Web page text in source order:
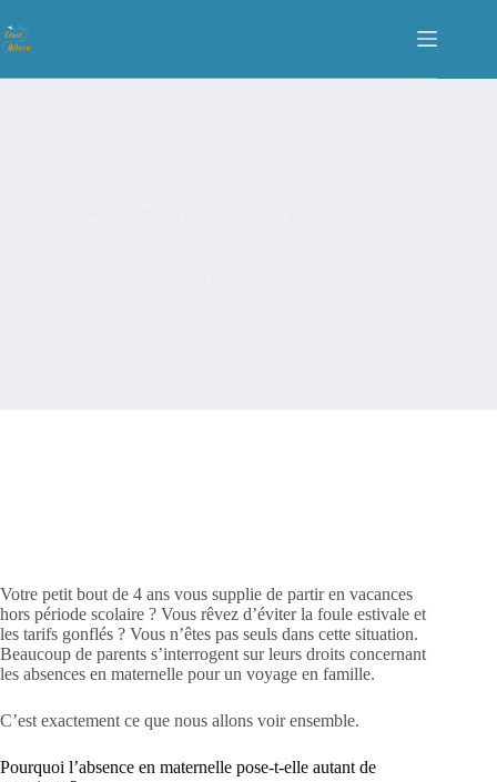
Votre petit bout de 4 ans vous supplie de partir en vacances
hors période scolaire ? Vous rêvez d’éviter la foule estivale et
les tarifs gonflés ? Vous n’êtes pas seuls dans cette situation.
Beaucoup de parents s’interrogent sur leurs droits concernant
les absences en maternelle pour un voyage en famille.
C’est exactement ce que nous allons voir ensemble.
Pourquoi l’absence en maternelle pose-t-elle autant de